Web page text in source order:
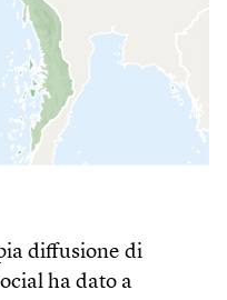
diffusione di
ha dato a